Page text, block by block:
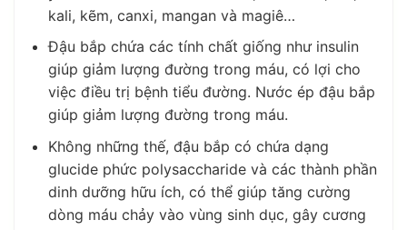
kali, kẽm, canxi, mangan và magiê…
Đậu bắp chứa các tính chất giống như insulin
giúp giảm lượng đường trong máu, có lợi cho
việc điều trị bệnh tiểu đường. Nước ép đậu bắp
giúp giảm lượng đường trong máu.
Không những thế, đậu bắp có chứa dạng
glucide phức polysaccharide và các thành phần
dinh dưỡng hữu ích, có thể giúp tăng cường
dòng máu chảy vào vùng sinh dục, gây cương